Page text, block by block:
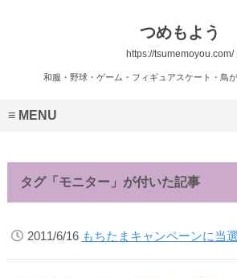
つめもよう
https://tsumemoyou.com/
和服・野球・ゲーム・フィギュアスケート・鳥
MENU
タグ「モニター」が付いた記事
2011/6/16 もちたまキャンペーンに当